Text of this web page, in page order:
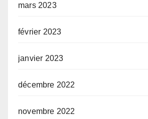
mars 2023
février 2023
janvier 2023
décembre 2022
novembre 2022